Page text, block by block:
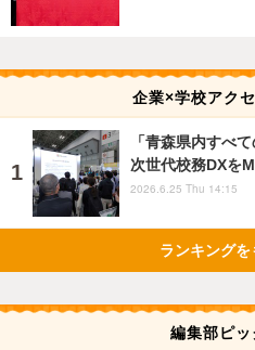
企業×学校アク
「青森県内すべ
次世代校務DXを
2026.6.25 Thu 14:15
ランキングを
編集部ピ